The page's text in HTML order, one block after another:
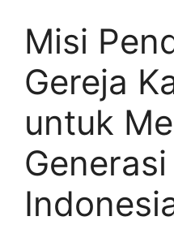
Misi
Gereja
untuk